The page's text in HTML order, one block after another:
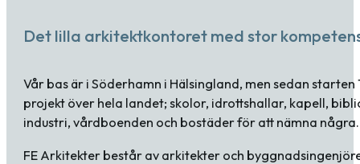
Det lilla arkitektkontoret med stor
Vår bas är i Söderhamn i Hälsingland, men sedan
projekt över hela landet; skolor, idrottshallar, kapell,
industri, vårdboenden och bostäder för att nämna några.
FE Arkitekter består av arkitekter och